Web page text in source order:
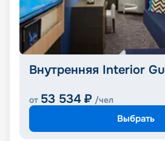
Внутренняя Interior
от 53 534 ₽ /чел
Выбрать